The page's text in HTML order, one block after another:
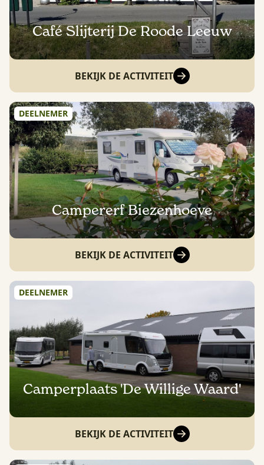
Café Slijterij De Roode Leeuw
BEKIJK DE ACTIVITEIT
DEELNEMER
Campererf Biezenhoeve
BEKIJK DE ACTIVITEIT
DEELNEMER
Camperplaats 'De Willige Waard'
BEKIJK DE ACTIVITEIT